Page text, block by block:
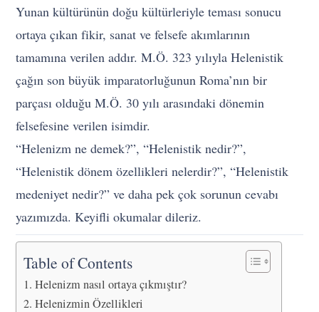
Yunan kültürünün doğu kültürleriyle teması sonucu
ortaya çıkan fikir, sanat ve felsefe akımlarının
tamamına verilen addır. M.Ö. 323 yılıyla Helenistik
çağın son büyük imparatorluğunun Roma’nın bir
parçası olduğu M.Ö. 30 yılı arasındaki dönemin
felsefesine verilen isimdir.
“Helenizm ne demek?”, “Helenistik nedir?”,
“Helenistik dönem özellikleri nelerdir?”, “Helenistik
medeniyet nedir?” ve daha pek çok sorunun cevabı
yazımızda. Keyifli okumalar dileriz.
Table of Contents
Helenizm nasıl ortaya çıkmıştır?
Helenizmin Özellikleri